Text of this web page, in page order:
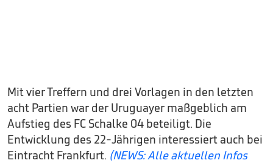
Mit vier Treffern und drei Vorlagen in den letzten
acht Partien war der Uruguayer maßgeblich am
Aufstieg des FC Schalke 04 beteiligt. Die
Entwicklung des 22-Jährigen interessiert auch bei
Eintracht Frankfurt. (NEWS: Alle aktuellen Infos